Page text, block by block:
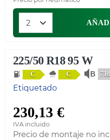
225/50 R18 95 W
C C
Etiquetado
230,13 €
IVA incluido
Precio de montaje no